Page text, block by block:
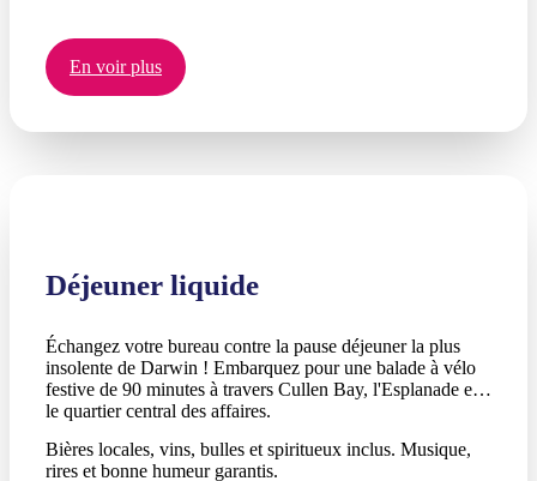
En voir plus
Déjeuner liquide
Échangez votre bureau contre la pause déjeuner la plus
insolente de Darwin ! Embarquez pour une balade à vélo
festive de 90 minutes à travers Cullen Bay, l'Esplanade et
le quartier central des affaires.
Bières locales, vins, bulles et spiritueux inclus. Musique,
rires et bonne humeur garantis.